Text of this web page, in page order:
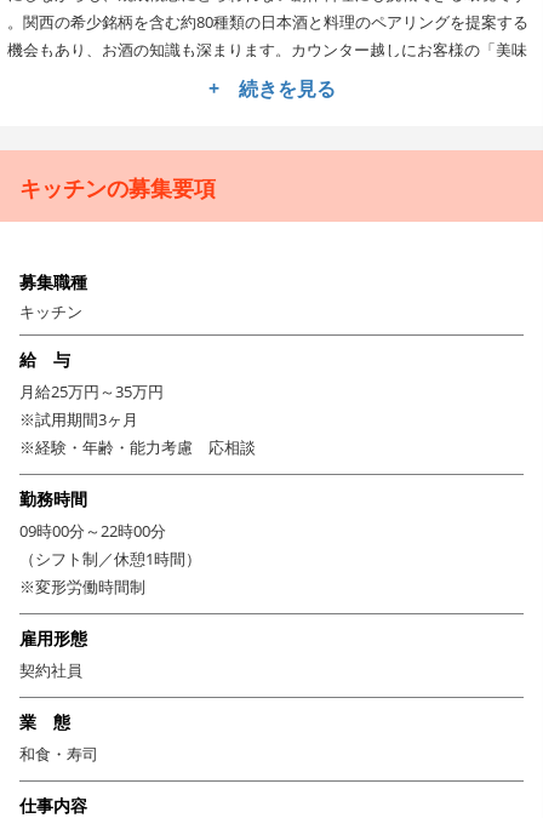
。関西の希少銘柄を含む約80種類の日本酒と料理のペアリングを提案する
機会もあり、お酒の知識も深まります。カウンター越しにお客様の「美味
しい！」を直接感じられるのも、大きなやりがいです 。あなたのアイデア
を活かし、料理人として成長しませんか。
運営は「神戸ポートピアホテル」 。安定した経営基盤のもと、安心して長
く働ける環境です。月9日休みに加え、年1回の7連休取得も可能で、プラ
制度など、業界トップクラスの福利厚生を整えています 。大阪駅直結とい
う便利な立地も魅力で、仕事終わりの時間も充実させられます。
挑戦を応援！あなたの「好き」をプロの技へ育てる環境で
す。
「料理が好き」「新しいことに挑戦したい」その気持ちがあり、和食の基
本的な経験があれば歓迎します 。先輩スタッフが丁寧に教えるので、安心
してください 。温かい仲間たちと互いに刺激し合い、時に笑い合いなが
ら、お客様に最高の時間を提供しましょう 。あなたの可能性が、ここで大
きく花開くはずです 。
+ 続きを見る
キッチンの募集要項
募集職種
キッチン
給 与
月給25万円～35万円
※試用期間3ヶ月
※経験・年齢・能力考慮 応相談
勤務時間
09時00分～22時00分
（シフト制／休憩1時間）
※変形労働時間制
雇用形態
契約社員
業 態
和食・寿司
仕事内容